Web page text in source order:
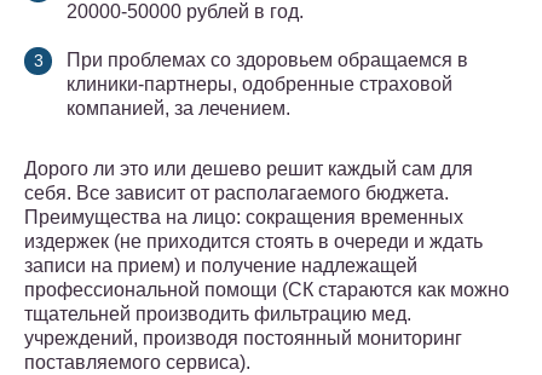
20000-50000 рублей в год.
При проблемах со здоровьем обращаемся в
клиники-партнеры, одобренные страховой
компанией, за лечением.
Дорого ли это или дешево решит каждый сам для
себя. Все зависит от располагаемого бюджета.
Преимущества на лицо: сокращения временных
издержек (не приходится стоять в очереди и ждать
записи на прием) и получение надлежащей
профессиональной помощи (СК стараются как можно
тщательней производить фильтрацию мед.
учреждений, производя постоянный мониторинг
поставляемого сервиса).